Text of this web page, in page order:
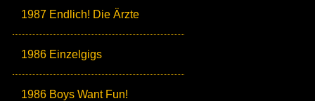
1987 Endlich! Die Ärzte
1986 Einzelgigs
1986 Boys Want Fun!